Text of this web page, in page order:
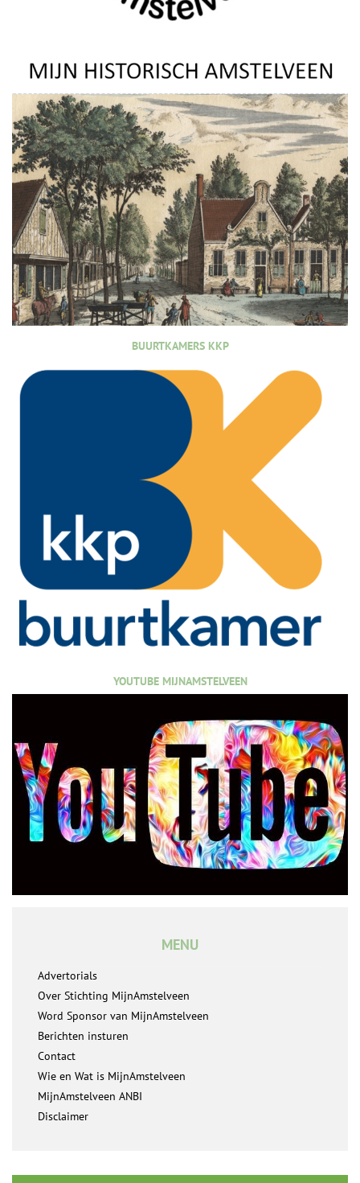
BUURTKAMERS KKP
YOUTUBE MIJNAMSTELVEEN
MENU
Advertorials
Over Stichting MijnAmstelveen
Word Sponsor van MijnAmstelveen
Berichten insturen
Contact
Wie en Wat is MijnAmstelveen
MijnAmstelveen ANBI
Disclaimer